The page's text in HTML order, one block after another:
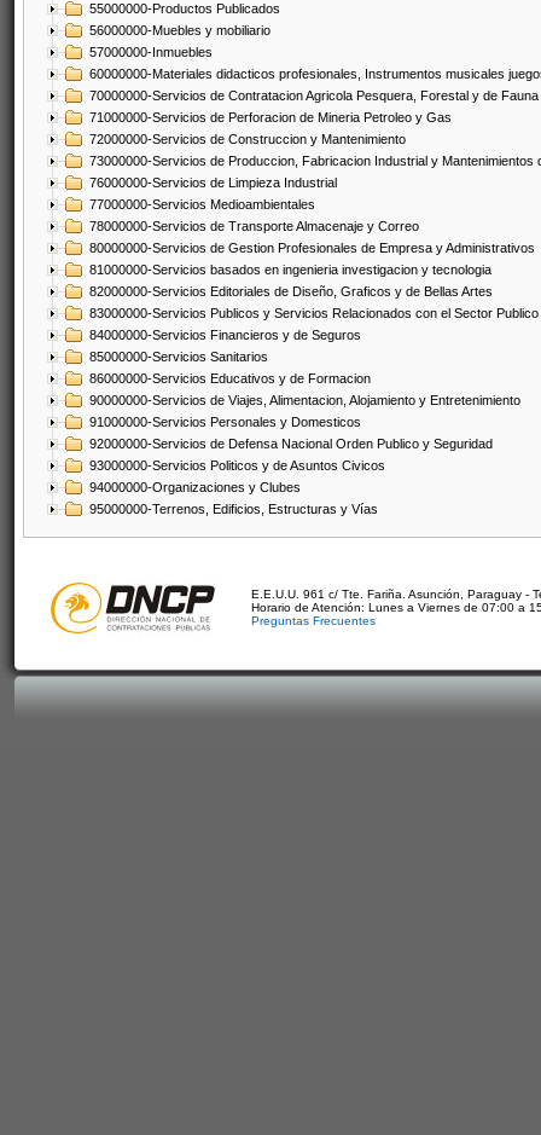
55000000-Productos Publicados
56000000-Muebles y mobiliario
57000000-Inmuebles
60000000-Materiales didacticos profesionales, Instrumentos musicales
70000000-Servicios de Contratacion Agricola Pesquera, Forestal y de Fauna
71000000-Servicios de Perforacion de Mineria Petroleo y Gas
72000000-Servicios de Construccion y Mantenimiento
73000000-Servicios de Produccion, Fabricacion Industrial y Mantenimientos
76000000-Servicios de Limpieza Industrial
77000000-Servicios Medioambientales
78000000-Servicios de Transporte Almacenaje y Correo
80000000-Servicios de Gestion Profesionales de Empresa y Administrativos
81000000-Servicios basados en ingenieria investigacion y tecnologia
82000000-Servicios Editoriales de Diseño, Graficos y de Bellas Artes
83000000-Servicios Publicos y Servicios Relacionados con el Sector Publico
84000000-Servicios Financieros y de Seguros
85000000-Servicios Sanitarios
86000000-Servicios Educativos y de Formacion
90000000-Servicios de Viajes, Alimentacion, Alojamiento y Entretenimiento
91000000-Servicios Personales y Domesticos
92000000-Servicios de Defensa Nacional Orden Publico y Seguridad
93000000-Servicios Politicos y de Asuntos Civicos
94000000-Organizaciones y Clubes
95000000-Terrenos, Edificios, Estructuras y Vías
E.E.U.U. 961 c/ Tte. Fariña. Asunción, Paraguay -
Horario de Atención: Lunes a Viernes de 07:00 a
Preguntas Frecuentes